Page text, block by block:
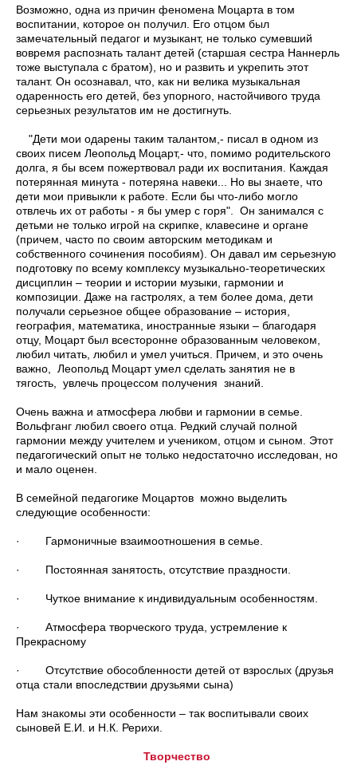
Возможно, одна из причин феномена Моцарта в том
воспитании, которое он получил. Его отцом был
замечательный педагог и музыкант, не только сумевший
вовремя распознать талант детей (старшая сестра Наннерль
тоже выступала с братом), но и развить и укрепить этот
талант. Он осознавал, что, как ни велика музыкальная
одаренность его детей, без упорного, настойчивого труда
серьезных результатов им не достигнуть.
"Дети мои одарены таким талантом,- писал в одном из
своих писем Леопольд Моцарт,- что, помимо родительского
долга, я бы всем пожертвовал ради их воспитания. Каждая
потерянная минута - потеряна навеки... Но вы знаете, что
дети мои привыкли к работе. Если бы что-либо могло
отвлечь их от работы - я бы умер с горя". Он занимался с
детьми не только игрой на скрипке, клавесине и органе
(причем, часто по своим авторским методикам и
собственного сочинения пособиям). Он давал им серьезную
подготовку по всему комплексу музыкально-теоретических
дисциплин – теории и истории музыки, гармонии и
композиции. Даже на гастролях, а тем более дома, дети
получали серьезное общее образование – история,
география, математика, иностранные языки – благодаря
отцу, Моцарт был всесторонне образованным человеком,
любил читать, любил и умел учиться. Причем, и это очень
важно, Леопольд Моцарт умел сделать занятия не в
тягость, увлечь процессом получения знаний.
Очень важна и атмосфера любви и гармонии в семье.
Вольфганг любил своего отца. Редкий случай полной
гармонии между учителем и учеником, отцом и сыном. Этот
педагогический опыт не только недостаточно исследован, но
и мало оценен.
В семейной педагогике Моцартов можно выделить
следующие особенности:
· Гармоничные взаимоотношения в семье.
· Постоянная занятость, отсутствие праздности.
· Чуткое внимание к индивидуальным особенностям.
· Атмосфера творческого труда, устремление к
Прекрасному
· Отсутствие обособленности детей от взрослых (друзья
отца стали впоследствии друзьями сына)
Нам знакомы эти особенности – так воспитывали своих
сыновей Е.И. и Н.К. Рерихи.
Творчество